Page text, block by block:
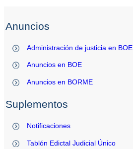
Anuncios
Administración de justicia en BOE
Anuncios en BOE
Anuncios en BORME
Suplementos
Notificaciones
Tablón Edictal Judicial Único